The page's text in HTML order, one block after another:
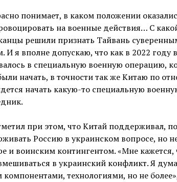
понимает, в каком положении
на военные действия… С
решили признать Тайвань
И я вполне допускаю, что как в 2022 году
в специальную военную операцию,
начать, в точности так же Китаю по
начать какую-то специальную
при этом, что Китай поддерживал,
Россию в украинском вопросе, но
и воинским контингентом. «Мне кажется,
в украинский конфликт. Я
компонентами, технологиями, но не